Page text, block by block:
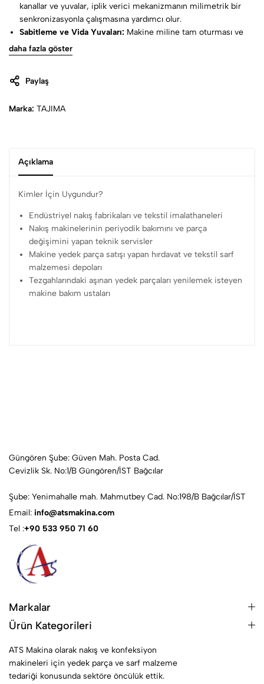
kanallar ve yuvalar, iplik verici mekanizmanın milimetrik bir
senkronizasyonla çalışmasına yardımcı olur.
Sabitleme ve Vida Yuvaları: Makine miline tam oturması ve
kayma yapmaması için özel bağlantı delikleri içerir.
daha fazla göster
Paylaş
Marka: TAJIMA
Açıklama
Kimler İçin Uygundur?
Endüstriyel nakış fabrikaları ve tekstil imalathaneleri
Nakış makinelerinin periyodik bakımını ve parça
değişimini yapan teknik servisler
Makine yedek parça satışı yapan hırdavat ve tekstil sarf
malzemesi depoları
Tezgahlarındaki aşınan yedek parçaları yenilemek isteyen
makine bakım ustaları
Güngören Şube: Güven Mah. Posta Cad.
Cevizlik Sk. No:1/B Güngören/İST Bağcılar
Şube: Yenimahalle mah. Mahmutbey Cad. No:198/B Bağcılar/İST
Email: info@atsmakina.com
Tel :+90 533 950 71 60
Markalar
Ürün Kategorileri
ATS Makina olarak nakış ve konfeksiyon
makineleri için yedek parça ve sarf malzeme
tedariği konusunda sektöre öncülük ettik.